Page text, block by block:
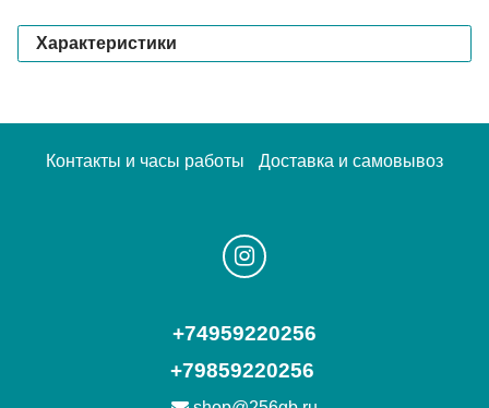
Характеристики
Контакты и часы работы Доставка и самовывоз
+74959220256
+79859220256